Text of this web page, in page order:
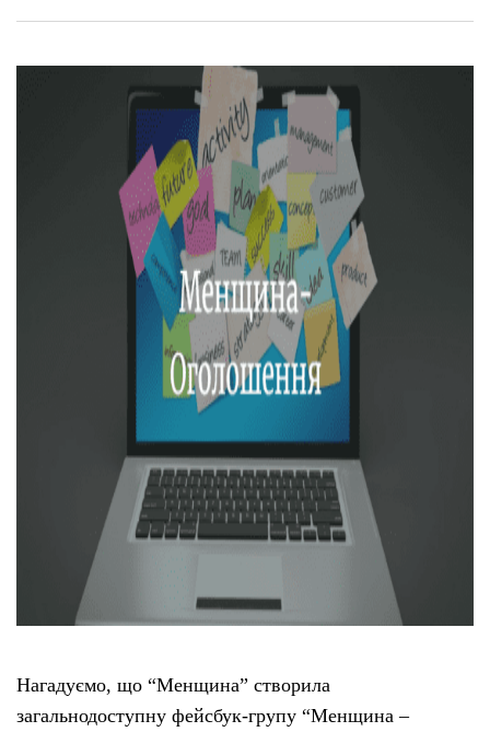
Нагадуємо, що “Менщина” створила
загальнодоступну фейсбук-групу “Менщина –